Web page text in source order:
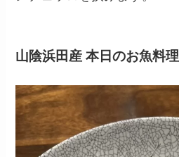
山陰浜田産 本日のお魚料理